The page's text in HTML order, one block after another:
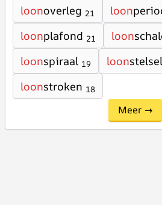
loonoverleg 21 loon
loonplafond 21 loon
loonspiraal 19 loonstelsel
loonstroken 18
Meer →